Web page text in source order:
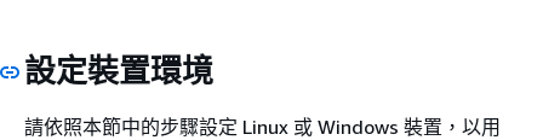
設定裝置環境
請依照本節中的步驟設定 Linux 或 Windows 裝置，以用